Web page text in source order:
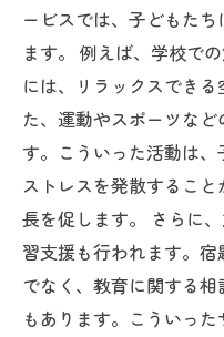
ービスでは、子どもた
ます。 例えば、学校で
には、リラックスでき
た、運動やスポーツな
す。こういった活動は
ストレスを発散するこ
長を促します。 さらに
習支援も行われます。
でなく、教育に関する
もあります。こういっ